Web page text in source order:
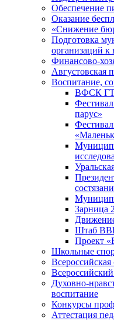
Обеспечение
Оказание
«Снижение
Подготовка
организаций к
Финансово-
Августовская
Воспитание,
ВФСК
парус»
Зарница
Штаб
Проект
Школьные
Духовно-
воспитание
Конкурсы
Аттестация